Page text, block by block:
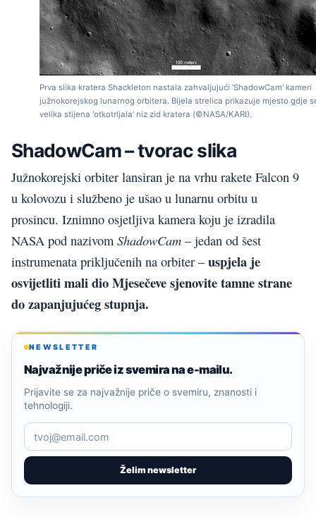
Prva slika kratera Shackleton nastala zahvaljujući ‘ShadowCam’ kameri
južnokorejskog lunarnog orbitera. Bijela strelica prikazuje mjesto gdje
velika stijena ‘otkotrljala’ niz zid kratera (©NASA/KARI).
ShadowCam – tvorac slika
Južnokorejski orbiter lansiran je na vrhu rakete Falcon 9
u kolovozu i službeno je ušao u lunarnu orbitu u
prosincu. Iznimno osjetljiva kamera koju je izradila
NASA pod nazivom ShadowCam – jedan od šest
instrumenata priključenih na orbiter –uspjela je
osvijetliti mali dio Mjesečeve sjenovite tamne strane
do zapanjujućeg stupnja.
NEWSLETTER
Najvažnije priče iz svemira na e-mailu.
Želim newsletter
Prijavite se za najvažnije priče o svemiru, znanosti i
tehnologiji.